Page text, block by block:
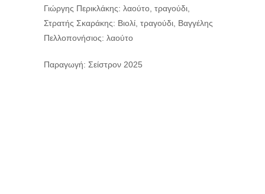
Γιώργης Περικλάκης: λαούτο, τραγούδι,
Στρατής Σκαράκης: Βιολί, τραγούδι, Βαγγέλης
Πελλοπονήσιος: λαούτο
Παραγωγή: Σείστρον 2025